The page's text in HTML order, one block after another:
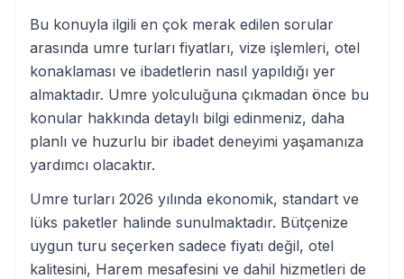
Bu konuyla ilgili en çok merak edilen sorular
arasında umre turları fiyatları, vize işlemleri, otel
konaklaması ve ibadetlerin nasıl yapıldığı yer
almaktadır. Umre yolculuğuna çıkmadan önce bu
konular hakkında detaylı bilgi edinmeniz, daha
planlı ve huzurlu bir ibadet deneyimi yaşamanıza
yardımcı olacaktır.
Umre turları 2026 yılında ekonomik, standart ve
lüks paketler halinde sunulmaktadır. Bütçenize
uygun turu seçerken sadece fiyatı değil, otel
kalitesini, Harem mesafesini ve dahil hizmetleri de